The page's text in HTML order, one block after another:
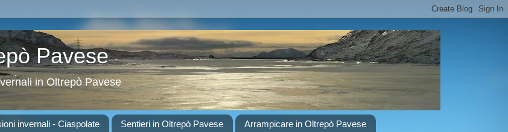
Pavese
in Oltrepò Pavese
invernali - Ciaspolate Sentieri in Oltrepò Pavese
Arrampicare in Oltrepò Pavese